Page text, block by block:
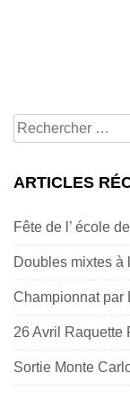
Rechercher
pour:
ARTICLES
Fête de l’ école
Doubles mixtes à
Championnat par
26 Avril Raquette
Sortie Monte